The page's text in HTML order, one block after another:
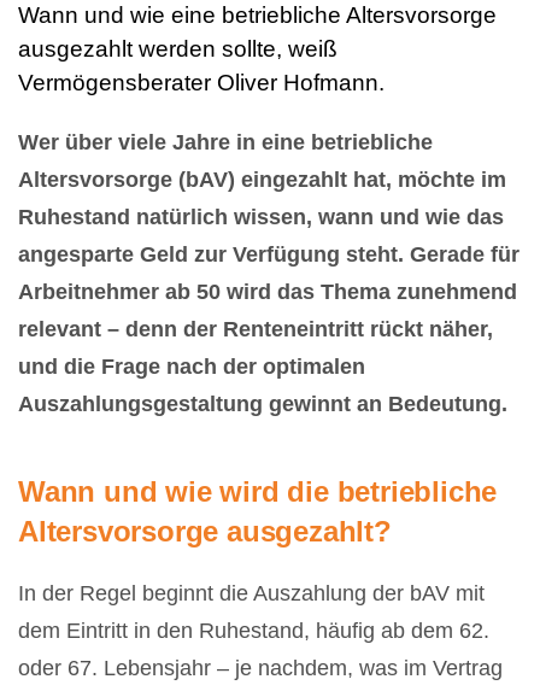
Wann und wie eine betriebliche Altersvorsorge
ausgezahlt werden sollte, weiß
Vermögensberater Oliver Hofmann.
Wer über viele Jahre in eine betriebliche
Altersvorsorge (bAV) eingezahlt hat, möchte im
Ruhestand natürlich wissen, wann und wie das
angesparte Geld zur Verfügung steht. Gerade für
Arbeitnehmer ab 50 wird das Thema zunehmend
relevant – denn der Renteneintritt rückt näher,
und die Frage nach der optimalen
Auszahlungsgestaltung gewinnt an Bedeutung.
Wann und wie wird die betriebliche
Altersvorsorge ausgezahlt?
In der Regel beginnt die Auszahlung der bAV mit
dem Eintritt in den Ruhestand, häufig ab dem 62.
oder 67. Lebensjahr – je nachdem, was im Vertrag